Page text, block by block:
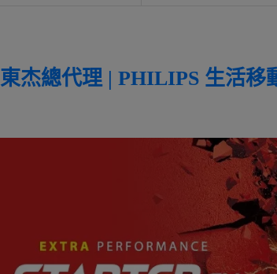
東杰總代理 | PHILIPS 生活移